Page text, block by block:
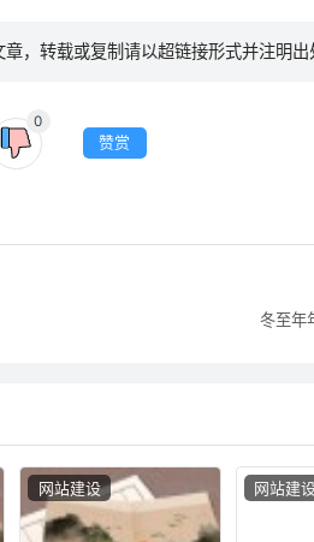
章，转载或复制请以超链接形式并注明出
0
赞赏
冬至年
网站建设 网站建